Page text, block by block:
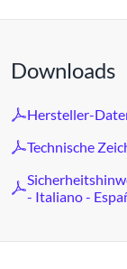
Downloads
Hersteller-
Technische
- Italiano -